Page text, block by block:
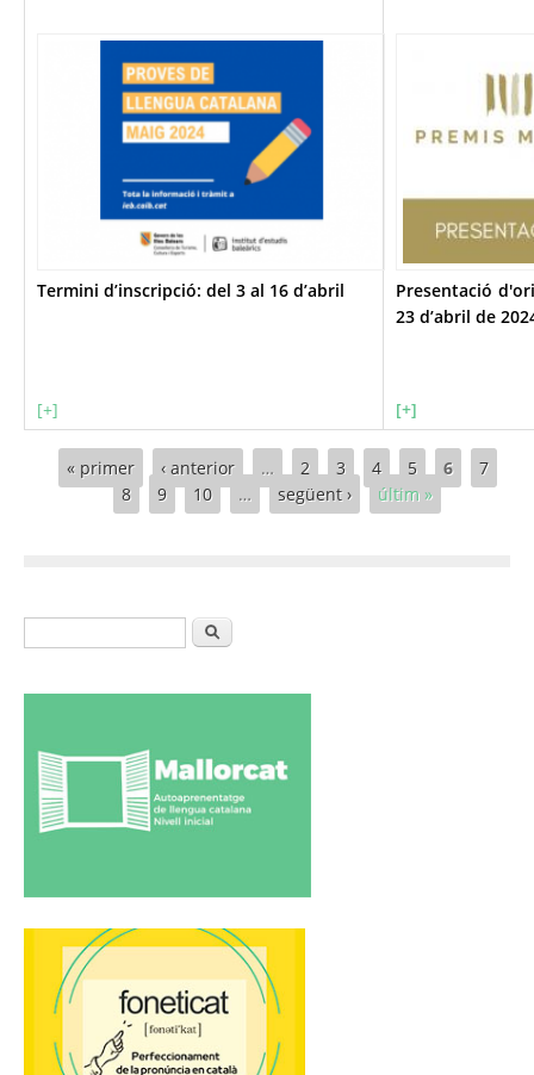
Termini d’inscripció: del 3 al 16 d’abril
[+]
Presentació
23 d’abril de
[+]
Pàgines
« primer ‹ anterior … 2 3 4 5 6
7
8
9 10 … següent › últim »
Formulari de cercaCerca